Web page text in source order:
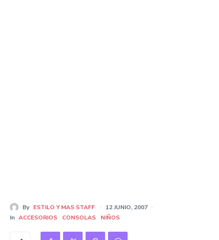
By ESTILO Y MAS STAFF
12 JUNIO, 2007
In ACCESORIOS CONSOLAS NIÑOS